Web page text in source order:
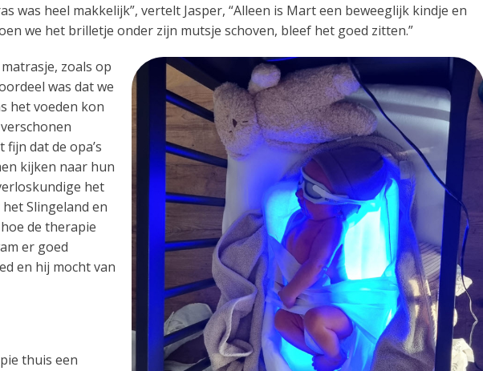
was heel makkelijk”, vertelt Jasper, “Alleen is Mart een beweeglijk kindje en
we het brilletje onder zijn mutsje schoven, bleef het goed zitten.”
zoals op
was dat we
het voeden kon
fijn dat de opa’s
kijken naar hun
het
Slingeland en
de therapie
er goed
en hij mocht van
thuis een